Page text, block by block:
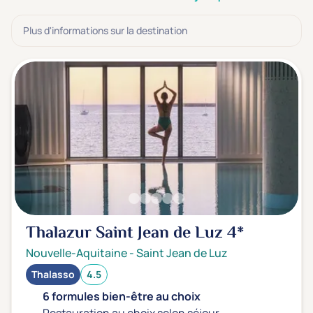
Note de nos clients
D'après notre partenaire Avis-Vérifiés
Parfait: 4.5+
(7)
Excellent: 4+
Très bien: 3.5+
Envie de
Bord de mer
(9)
Ville
Montagne
Campagne
Plus d'informations sur la destination
Thalazur Saint Jean de Luz4*
Nouvelle-Aquitaine-Saint Jean de Luz
Thalasso 4.5
6 formules bien-être au choix